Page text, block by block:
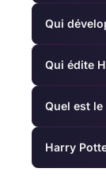
Qui
Qui édite
Quel est
Harry